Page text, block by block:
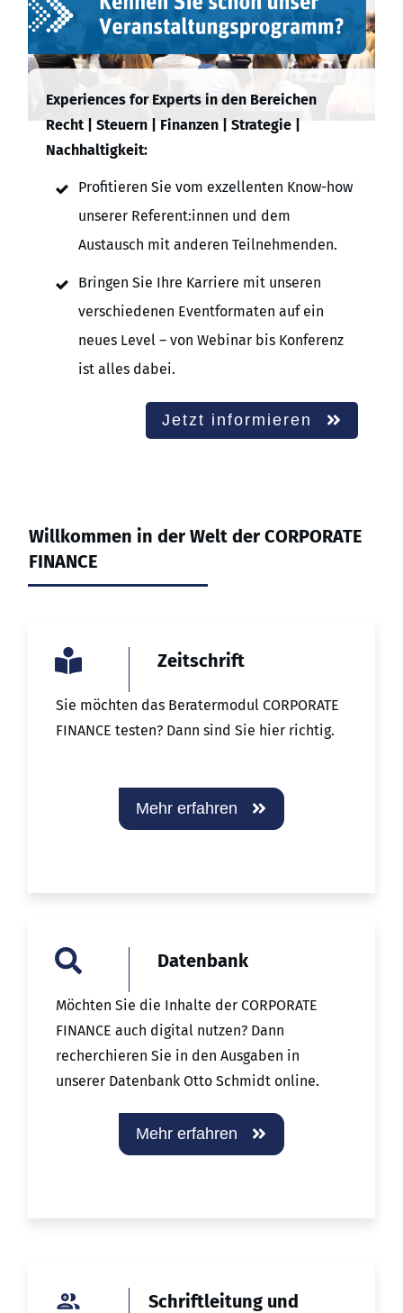
Experiences for Experts in den Bereichen
Recht | Steuern | Finanzen | Strategie |
Nachhaltigkeit:
Profitieren Sie vom exzellenten Know-how
unserer Referent:innen und dem
Austausch mit anderen Teilnehmenden.
Bringen Sie Ihre Karriere mit unseren
verschiedenen Eventformaten auf ein
neues Level – von Webinar bis Konferenz
ist alles dabei.
Jetzt informieren
Willkommen in der Welt der CORPORATE
FINANCE
Zeitschrift
Sie möchten das Beratermodul CORPORATE
FINANCE testen? Dann sind Sie hier richtig.
Mehr erfahren
Datenbank
Möchten Sie die Inhalte der CORPORATE
FINANCE auch digital nutzen? Dann
recherchieren Sie in den Ausgaben in
unserer Datenbank Otto Schmidt online.
Mehr erfahren
Schriftleitung und